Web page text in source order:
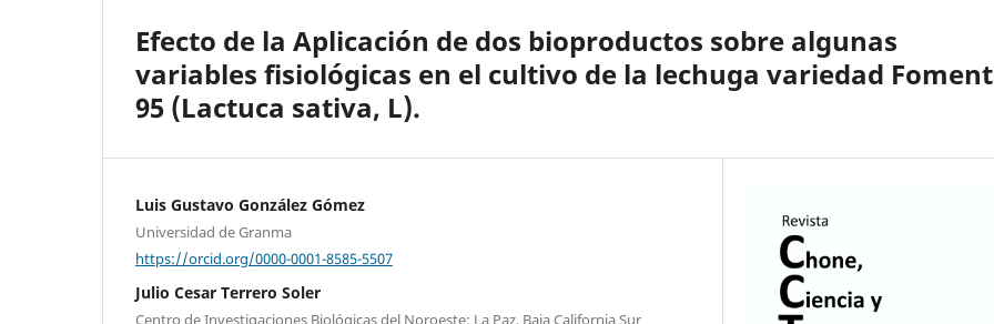
Efecto de la Aplicación de dos bioproductos sobre algunas
variables fisiológicas en el cultivo de la lechuga variedad
95 (Lactuca sativa, L).
Luis Gustavo González Gómez
Universidad de Granma
https://orcid.org/0000-0001-8585-5507
Julio Cesar Terrero Soler
Centro de Investigaciones Biológicas del Noroeste: La Paz, Baja California Sur